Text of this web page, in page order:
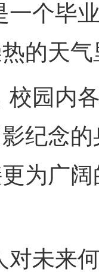
一个毕
的天
校园内
纪念
为广
对未来